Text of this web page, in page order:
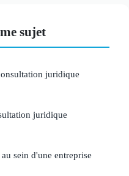
sujet
juridique
juridique
sein d'une entreprise